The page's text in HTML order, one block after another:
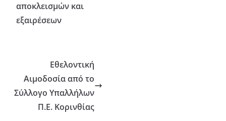
αποκλεισμών και
εξαιρέσεων
Εθελοντική
Αιμοδοσία από το
Σύλλογο Υπαλλήλων
Π.Ε. Κορινθίας